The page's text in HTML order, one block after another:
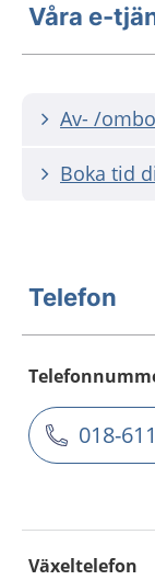
Våra e-
Av- /
Boka tid
Telefon
018-
Växeltelefon